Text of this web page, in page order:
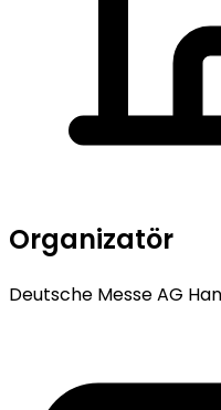
Organizatör
Deutsche Messe AG